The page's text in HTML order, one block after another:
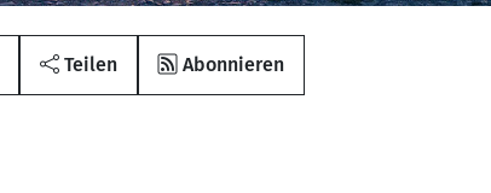
Teilen Abonnieren